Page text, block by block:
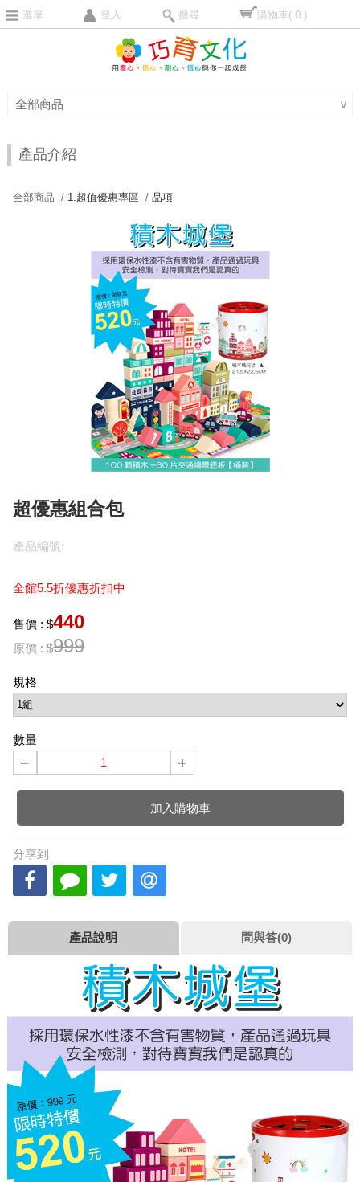
選單 登入 搜尋 購物車( 0 )
全部商品 ∨
產品介紹
全部商品 / 1.超值優惠專區 /品項
超優惠組合包
產品編號:
全館5.5折優惠折扣中
售價 : $440
原價 : $999
規格
數量
− +
加入購物車
分享到
產品說明 問與答(0)